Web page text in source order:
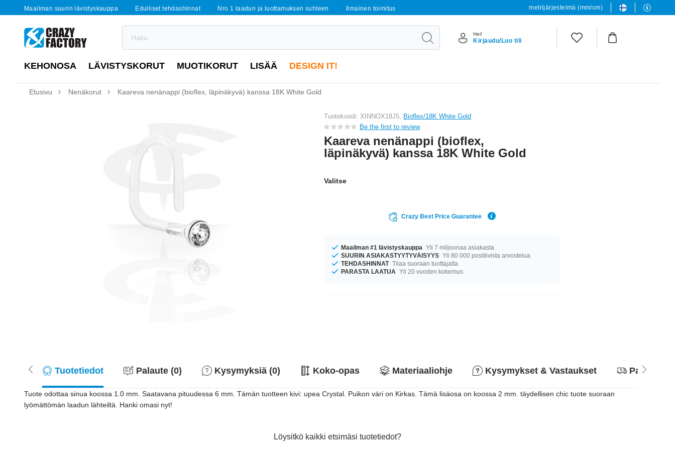
Maailman suurin lävistyskauppa Edulliset tehdashinnat Nro 1 laadun ja luottamuksen suhteen Ilmainen toimitus metrijärjestelmä (mm/cm)
Hei!
Kirjaudu/Luo tili
KEHONOSA LÄVISTYSKORUT MUOTIKORUT LISÄÄ DESIGN IT!
Etusivu Nenäkorut Kaareva nenänappi (bioflex, läpinäkyvä) kanssa 18K White Gold
Tuotekoodi: XINNOX18J5, Bioflex/18K White Gold
Be the first to review
Kaareva nenänappi (bioflex,
läpinäkyvä) kanssa 18K White Gold
Valitse
Crazy Best Price Guarantee
Maailman #1 lävistyskauppa Yli 7 miljoonaa asiakasta
SUURIN ASIAKASTYYTYVÄISYYS Yli 80 000 positiivista arvostelua
TEHDASHINNAT Tilaa suoraan tuottajalta
PARASTA LAATUA Yli 20 vuoden kokemus
Tuotetiedot Palaute (0) Kysymyksiä (0) Koko-opas Materiaaliohje Kysymykset & Vastaukset
Tuote odottaa sinua koossa 1.0 mm. Saatavana pituudessa 6 mm. Tämän tuotteen kivi: upea Crystal. Puikon väri on Kirkas. Tämä lisäosa on koossa 2 mm. täydellisen chic tuote suoraan
lyömättömän laadun lähteiltä. Hanki omasi nyt!
Löysitkö kaikki etsimäsi tuotetiedot?